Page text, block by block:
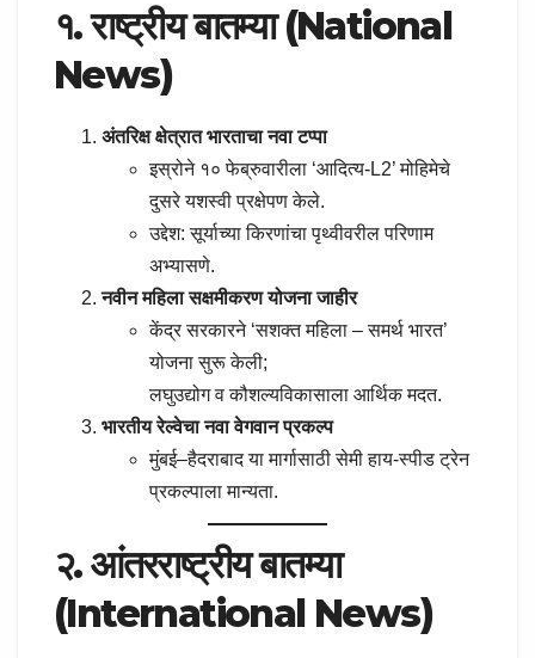
१. राष्ट्रीय बातम्या (National
News)
अंतरिक्ष क्षेत्रात भारताचा नवा टप्पा
इस्रोने १० फेब्रुवारीला ‘आदित्य-L2’ मोहिमेचे
दुसरे यशस्वी प्रक्षेपण केले.
उद्देश: सूर्याच्या किरणांचा पृथ्वीवरील परिणाम
अभ्यासणे.
नवीन महिला सक्षमीकरण योजना जाहीर
केंद्र सरकारने ‘सशक्त महिला – समर्थ भारत’
योजना सुरू केली;
लघुउद्योग व कौशल्यविकासाला आर्थिक मदत.
भारतीय रेल्वेचा नवा वेगवान प्रकल्प
मुंबई–हैदराबाद या मार्गासाठी सेमी हाय-स्पीड ट्रेन
प्रकल्पाला मान्यता.
२. आंतरराष्ट्रीय बातम्या
(International News)